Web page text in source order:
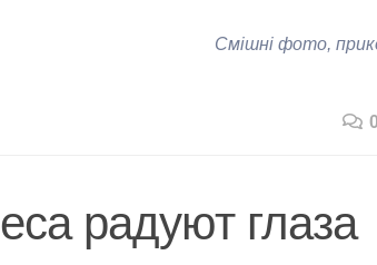
Смішні фото,
0
радуют глаза